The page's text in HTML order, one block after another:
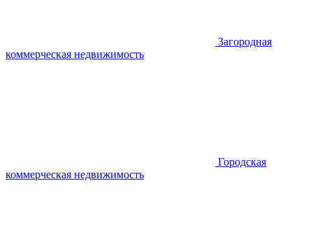
Загородная
коммерческая недвижимость
Городская
коммерческая недвижимость